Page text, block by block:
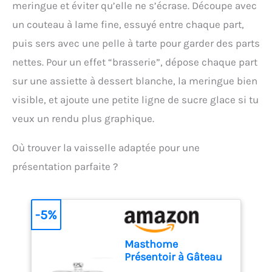
pouvez l'utiliser en toute
confiance pour les
snacks,la décoration de
gâteaux,les desserts et la
pâtisserie.
Large
poche à douille jetable,
vous aurez plus de plaisir
pâtisserie,accompagnez
de nombreuses friandises
chaleur:Veillez à ne pas
couper trop de la poche à
douille, sinon l'ouverture
de la poche à douille ne
peut pas serrer l'ouverture
contacter dès que
possible. Nous
apporterons une solution
satisfaisante Facile à
utiliser: Le jeu de douilles
patisserie est pratique à
installer, il suffit d'appuyer
sur votre poche à douille
en silicone, il créera un
de décoration et vous
accessoires répondent
aux normes alimentaires,
fabriqués en acier
inoxydable 304 de qualité
meringue et éviter qu’elle ne s’écrase. Découpe avec
un couteau à lame fine, essuyé entre chaque part,
puis sers avec une pelle à tarte pour garder des parts
nettes. Pour un effet “brasserie”, dépose chaque part
sur une assiette à dessert blanche, la meringue bien
visible, et ajoute une petite ligne de sucre glace si tu
veux un rendu plus graphique.
Où trouver la vaisselle adaptée pour une
présentation parfaite ?
Masthome
Présentoir à Gâteau
-5%